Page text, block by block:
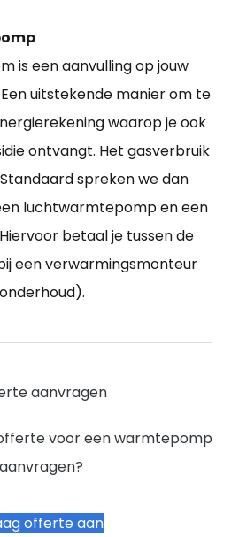
is een aanvulling op jouw
uitstekende manier om te
waarop je ook
ontvangt. Het gasverbruik
spreken we dan
luchtwarmtepomp en een
betaal je tussen de
een verwarmingsmonteur
aanvragen
voor een warmtepomp
aanvragen?
offerte aan